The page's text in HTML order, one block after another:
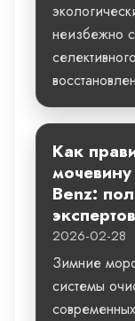
неизбежно
Как
Benz:
экспертов
2026-02-28
Зимние
системы